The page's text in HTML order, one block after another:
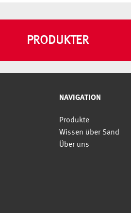
PRODUKTER
NAVIGATION
Produkte
Wissen über Sand
Über uns